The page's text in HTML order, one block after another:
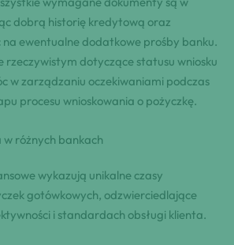
dobrą historię kredytową oraz
ewentualne dodatkowe prośby banku.
rzeczywistym dotyczące statusu wniosku
w zarządzaniu oczekiwaniami podczas
procesu wnioskowania o pożyczkę.
różnych bankach
wykazują unikalne czasy
gotówkowych, odzwierciedlające
i standardach obsługi klienta.